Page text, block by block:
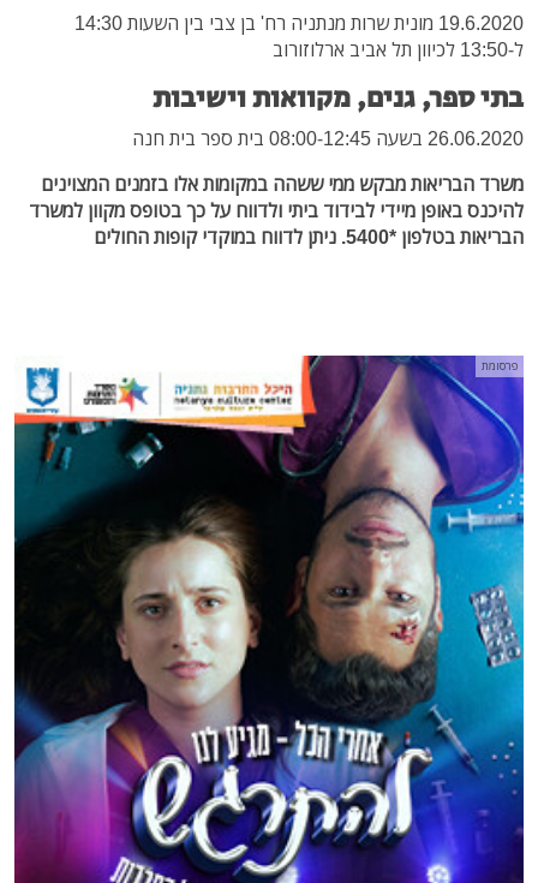
19.6.2020 מונית שרות מנתניה רח' בן צבי בין השעות 14:30
ל-13:50 לכיוון תל אביב ארלוזורוב
בתי ספר, גנים, מקוואות וישיבות
26.06.2020 בשעה 08:00-12:45 בית ספר בית חנה
משרד הבריאות מבקש ממי ששהה במקומות אלו בזמנים המצוינים
להיכנס באופן מיידי לבידוד ביתי ולדווח על כך בטופס מקוון למשרד
הבריאות בטלפון *5400. ניתן לדווח במוקדי קופות החולים
פרסומת